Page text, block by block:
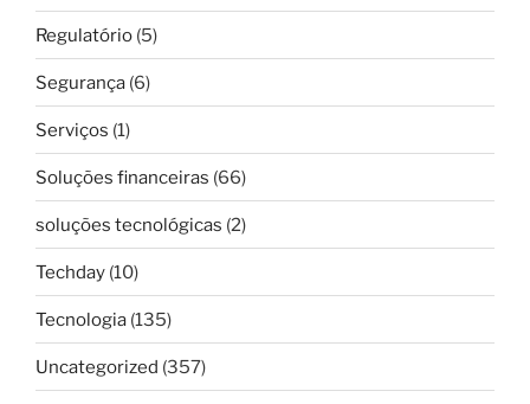
Regulatório (5)
Segurança (6)
Serviços (1)
Soluções financeiras (66)
soluções tecnológicas (2)
Techday (10)
Tecnologia (135)
Uncategorized (357)